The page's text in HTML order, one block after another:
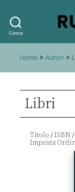
Cerca
Home > Autori > L
Libri
Titolo /ISBN /